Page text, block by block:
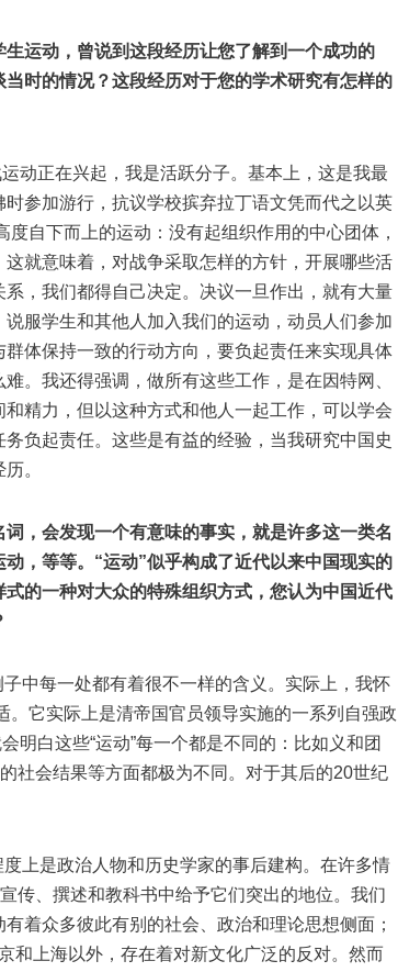
运动，曾说到这段经历让您了解到一个成功的
时的情况？这段经历对于您的学术研究有怎样的
正在兴起，我是活跃分子。基本上，这是我最
参加游行，抗议学校摈弃拉丁语文凭而代之以英
度自下而上的运动：没有起组织作用的中心团体，
就意味着，对战争采取怎样的方针，开展哪些活
，我们都得自己决定。决议一旦作出，就有大量
服学生和其他人加入我们的运动，动员人们参加
体保持一致的行动方向，要负起责任来实现具体
。我还得强调，做所有这些工作，是在因特网、
精力，但以这种方式和他人一起工作，可以学会
负起责任。这些是有益的经验，当我研究中国史
。
，会发现一个有意味的事实，就是许多这一类名
，等等。“运动”似乎构成了近代以来中国现实的
的一种对大众的特殊组织方式，您认为中国近代
中每一处都有着很不一样的含义。实际上，我怀
。它实际上是清帝国官员领导实施的一系列自强政
明白这些“运动”每一个都是不同的：比如义和团
社会结果等方面都极为不同。对于其后的20世纪
上是政治人物和历史学家的事后建构。在许多情
传、撰述和教科书中给予它们突出的地位。我们
着众多彼此有别的社会、政治和理论思想侧面；
和上海以外，存在着对新文化广泛的反对。然而